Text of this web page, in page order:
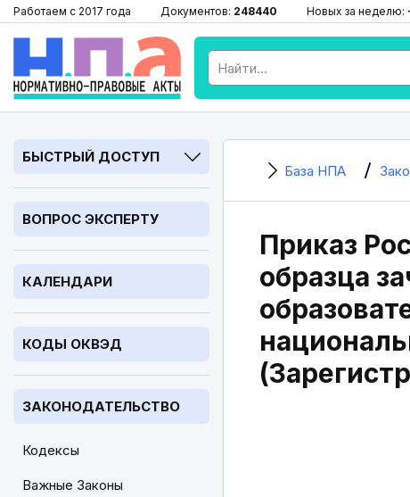
Работаем с 2017 года Документов: 248440 Новых за неделю:
БЫСТРЫЙ ДОСТУП
ВОПРОС ЭКСПЕРТУ
КАЛЕНДАРИ
КОДЫ ОКВЭД
ЗАКОНОДАТЕЛЬСТВО
Кодексы
Важные Законы
База НПА
Приказ
образца